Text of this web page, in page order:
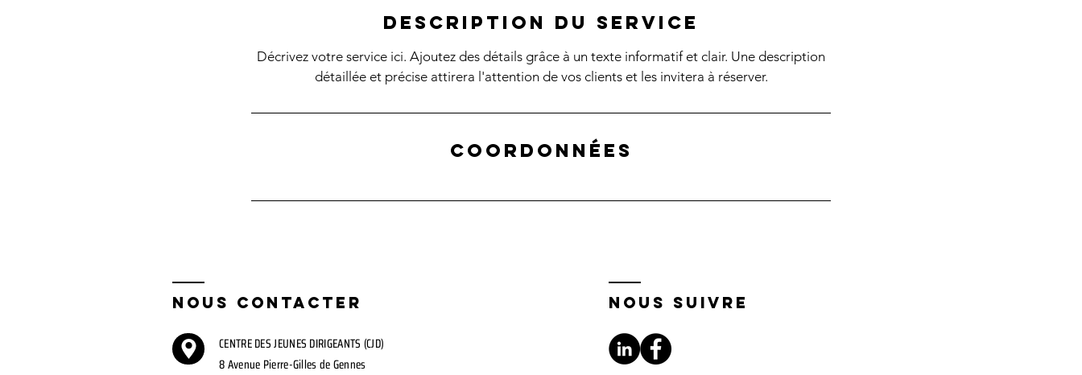
Description du service
Décrivez votre service ici. Ajoutez des détails grâce à un texte informatif et clair. Une description
détaillée et précise attirera l'attention de vos clients et les invitera à réserver.
Coordonnées
Nous Contacter
CENTRE DES JEUNES DIRIGEANTS (CJD)
8 Avenue Pierre-Gilles de Gennes
nous suivre